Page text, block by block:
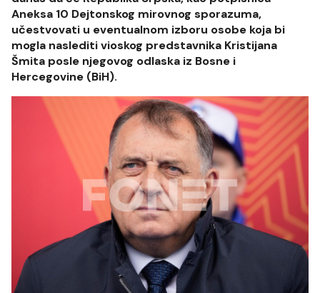
Aneksa 10 Dejtonskog mirovnog sporazuma,
učestvovati u eventualnom izboru osobe koja bi
mogla naslediti vioskog predstavnika Kristijana
Šmita posle njegovog odlaska iz Bosne i
Hercegovine (BiH).